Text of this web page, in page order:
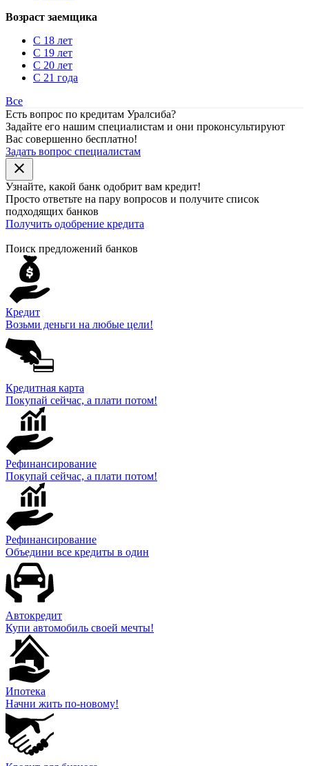
Возраст заемщика
С 18 лет
С 19 лет
С 20 лет
С 21 года
Все
Есть вопрос по кредитам Уралсиба?
Задайте его нашим специалистам и они проконсультируют
Вас совершенно бесплатно!
Задать вопрос специалистам
close
Узнайте, какой банк одобрит вам кредит!
Просто ответьте на пару вопросов и получите список
подходящих банков
Получить одобрение кредита
Поиск предложений банков
Кредит
Возьми деньги на любые цели!
Кредитная карта
Покупай сейчас, а плати потом!
Рефинансирование
Покупай сейчас, а плати потом!
Рефинансирование
Объедини все кредиты в один
Автокредит
Купи автомобиль своей мечты!
Ипотека
Начни жить по-новому!